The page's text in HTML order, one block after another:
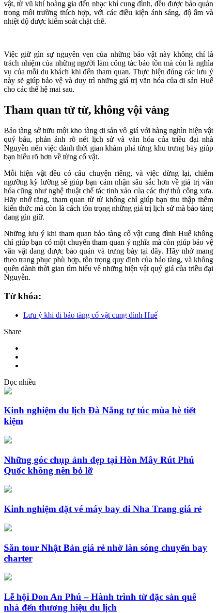
vật, từ vũ khí hoàng gia đến nhạc khí cung đình, đều được bảo quản
trong môi trường thích hợp, với các điều kiện ánh sáng, độ ẩm và
nhiệt độ được kiểm soát chặt chẽ.
Việc giữ gìn sự nguyên vẹn của những bảo vật này không chỉ là
trách nhiệm của những người làm công tác bảo tồn mà còn là nghĩa
vụ của mỗi du khách khi đến tham quan. Thực hiện đúng các lưu ý
này sẽ giúp bảo vệ và duy trì những giá trị văn hóa của di sản Huế
cho các thế hệ mai sau.
Tham quan từ từ, không vội vàng
Bảo tàng sở hữu một kho tàng di sản vô giá với hàng nghìn hiện vật
quý báu, phản ánh rõ nét lịch sử và văn hóa của triều đại nhà
Nguyễn nên việc dành thời gian khám phá từng khu trưng bày giúp
bạn hiểu rõ hơn về từng cổ vật.
Mỗi hiện vật đều có câu chuyện riêng, và việc dừng lại, chiêm
ngưỡng kỹ lưỡng sẽ giúp bạn cảm nhận sâu sắc hơn về giá trị văn
hóa cũng như nghệ thuật chế tác tinh xảo của các thợ thủ công xưa.
Hãy nhớ rằng, tham quan từ từ không chỉ giúp bạn thu thập thêm
kiến thức mà còn là cách tôn trọng những giá trị lịch sử mà bảo tàng
đang gìn giữ.
Những lưu ý khi tham quan bảo tàng cổ vật cung đình Huế không
chỉ giúp bạn có một chuyến tham quan ý nghĩa mà còn giúp bảo vệ
văn vật đang được bảo quản và trưng bày tại đây. Hãy nhớ mang
theo trang phục phù hợp, tôn trọng quy định của bảo tàng, và không
quên dành thời gian tìm hiểu về những hiện vật quý giá của triều đại
Nguyễn.
Từ khóa:
Lưu ý khi đi bảo tàng cổ vật cung đình Huế
Share
Đọc nhiều
Kinh nghiệm du lịch Đà Nẵng tự túc mùa hè tiết
kiệm
Những góc chụp ảnh đẹp tại Hòn Mây Rút Phú
Quốc không nên bỏ lỡ
Kinh nghiệm đặt vé máy bay đi Nha Trang giá rẻ
Săn tour Nhật Bản giá rẻ nhờ làn sóng chuyến bay
charter
Lễ hội Don An Phú – Hành trình từ đặc sản quê
nhà đến thương hiệu du lịch